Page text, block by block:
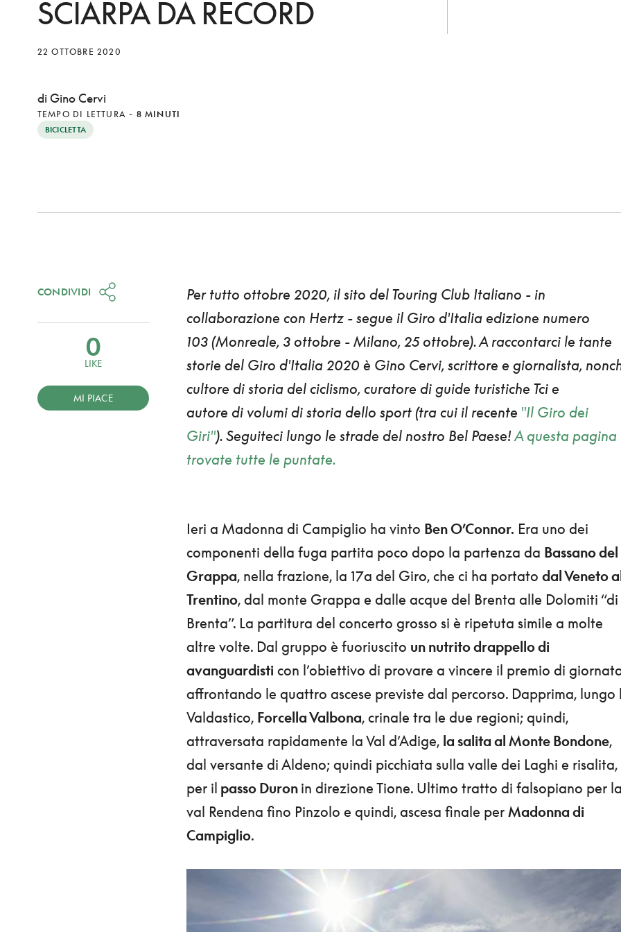
SCIARPA DA RECORD
22 OTTOBRE 2020
di Gino Cervi
TEMPO DI LETTURA - 8 MINUTI
BICICLETTA
Per tutto ottobre 2020, il sito del Touring Club Italiano - in
collaborazione con Hertz- segue il Giro d'Italia edizione numero
103 (Monreale, 3 ottobre - Milano, 25 ottobre). A raccontarci le tante
storie del Giro d'Italia 2020 è Gino Cervi, scrittore e giornalista,
cultore di storia del ciclismo, curatore di guide turistiche Tci e
autore di volumi di storia dello sport (tra cui il recente "Il Giro dei
Giri"). Seguiteci lungo le strade del nostro Bel Paese!A questa pagina
trovate tutte le puntate.
Ieri a Madonna di Campiglio ha vinto Ben O’Connor. Era uno dei
componenti della fuga partita poco dopo la partenza da Bassano del
Grappa, nella frazione, la 17a del Giro, che ci ha portato dal Veneto
Trentino, dal monte Grappa e dalle acque del Brenta alle Dolomiti “di
Brenta”. La partitura del concerto grosso si è ripetuta simile a molte
altre volte. Dal gruppo è fuoriuscito un nutrito drappello di
avanguardisticon l’obiettivo di provare a vincere il premio di
affrontando le quattro ascese previste dal percorso. Dapprima, lungo
Valdastico, Forcella Valbona, crinale tra le due regioni; quindi,
attraversata rapidamente la Val d’Adige, la salita al Monte Bondone,
dal versante di Aldeno; quindi picchiata sulla valle dei Laghi e risalita,
per il passo Duron in direzione Tione. Ultimo tratto di falsopiano per
val Rendena fino Pinzolo e quindi, ascesa finale per Madonna di
Campiglio.
CONDIVIDI
0
LIKE
MI PIACE